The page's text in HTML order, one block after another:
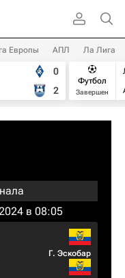
Европы АПЛ Ла Лига
0
2
Футбол
Завершен
в 08:05
Г. Эскобар